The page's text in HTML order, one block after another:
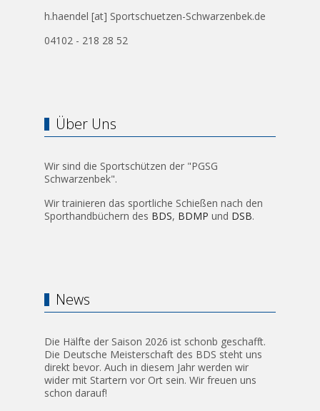
h.haendel [at] Sportschuetzen-Schwarzenbek.de
04102 - 218 28 52
Über Uns
Wir sind die Sportschützen der "PGSG
Schwarzenbek".
Wir trainieren das sportliche Schießen nach den
Sporthandbüchern des BDS, BDMP und DSB.
News
Die Hälfte der Saison 2026 ist schonb geschafft.
Die Deutsche Meisterschaft des BDS steht uns
direkt bevor. Auch in diesem Jahr werden wir
wider mit Startern vor Ort sein. Wir freuen uns
schon darauf!